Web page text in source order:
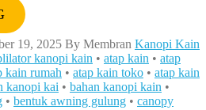
19, 2025 By Membran Kanopi Kain
kanopi kain • atap kain • atap
kain rumah • atap kain toko • atap kain
kanopi kai • bahan kanopi kain •
• bentuk awning gulung • canopy